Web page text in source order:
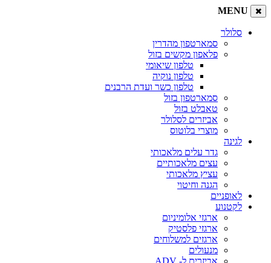
MENU
סלולר
סמארטפון מהדרין
פלאפון מקשים בזול
טלפון שיאומי
טלפון נוקיה
טלפון כשר ועדת הרבנים
סמארטפון בזול
טאבלט בזול
אביזרים לסלולר
מוצרי בלוטוס
לגינה
גדר עלים מלאכותי
עצים מלאכותיים
עציץ מלאכותי
הגנה וחיטוי
לאופניים
לקטנוע
ארגזי אלומיניום
ארגזי פלסטיק
ארגזים למשלוחים
מנעולים
אביזרים ל- ADV